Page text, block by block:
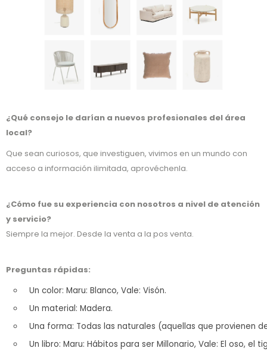
¿Qué consejo le darían a nuevos profesionales del área
local?
Que sean curiosos, que investiguen, vivimos en un mundo con
acceso a información ilimitada, aprovéchenla.
¿Cómo fue su experiencia con nosotros a nivel de atención
y servicio?
Siempre la mejor. Desde la venta a la pos venta.
Preguntas rápidas:
Un color: Maru: Blanco, Vale: Visón.
Un material: Madera.
Una forma: Todas las naturales (aquellas que provienen
Un libro: Maru: Hábitos para ser Millonario, Vale: El oso, el